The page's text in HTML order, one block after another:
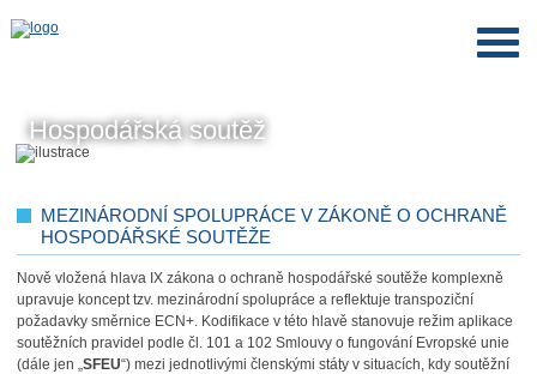
Hospodářská soutěž
MEZINÁRODNÍ SPOLUPRÁCE V ZÁKONĚ O OCHRANĚ
HOSPODÁŘSKÉ SOUTĚŽE
Nově vložená hlava IX zákona o ochraně hospodářské soutěže komplexně
upravuje koncept tzv. mezinárodní spolupráce a reflektuje transpoziční
požadavky směrnice ECN+. Kodifikace v této hlavě stanovuje režim aplikace
soutěžních pravidel podle čl. 101 a 102 Smlouvy o fungování Evropské unie
(dále jen „SFEU“) mezi jednotlivými členskými státy v situacích, kdy soutěžní